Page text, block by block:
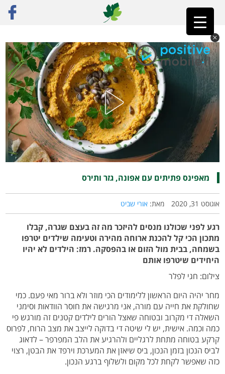
ראשי»פוסט נבחר מאפינס פתיתים עם אפונה, גזר ותירס
מאפינס פתיתים עם אפונה, גזר ותירס
אוגוסט 31, 2020 מאת: אורי שביט
רגע לפני שכולנו מנסים להיזכר מה זה בעצם שגרה, קבלו
מתכון הכי קל להכנת ארוחה מהירה וטעימה שילדים יטרפו
בשמחה, בבית מול הזום או בהפסקה. רמז: הילדים לא יהיו
היחידים שיטרפו אותם
צילום: חגי לפלר
מחר יהיה היום הראשון ללימודים הכי מוזר ולא ברור מאי פעם. כמי
שחולקת את חייה עם מורה, אני מרגישה את חוסר הוודאות וסימני
השאלה די מקרוב ובטוחה שאצל הורים לילדים קטנים זה מורגש פי
כמה וכמה. אישית, יש לי שיטה די בדוקה לייצב את מצב הרוח, לפרוס
קרקע בטוחה מתחת לרגליים ולהרגיע את הלב המפרפר – לדאוג
לביס הנכון בזמן הנכון, ביס שיאזן את המערכת וירפד את הבטן, רצוי
כזה שאפשר לקחת לכל מקום ולשלוף ברגע הנכון.